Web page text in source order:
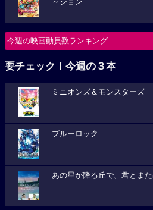
～ション
今週の映画動員数ランキング
要チェック！今週の３本
ミニオンズ＆モンスターズ
ブルーロック
あの星が降る丘で、君とまた